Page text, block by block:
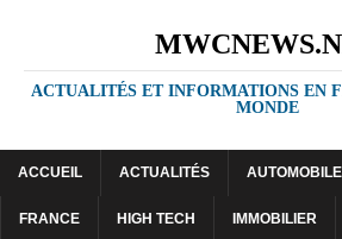
ACTUALITÉS ET INFORMATIONS EN
MONDE
ACCUEIL ACTUALITÉS AUTOMOBILE
FRANCE HIGH TECH IMMOBILIER